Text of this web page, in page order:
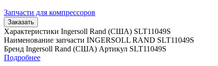
Запчасти для компрессоров
Заказать
Характеристики Ingersoll Rand (США) SLT11049S
Наименование запчасти INGERSOLL RAND SLT11049S
Бренд Ingersoll Rand (США) Артикул SLT11049S
Подробнее